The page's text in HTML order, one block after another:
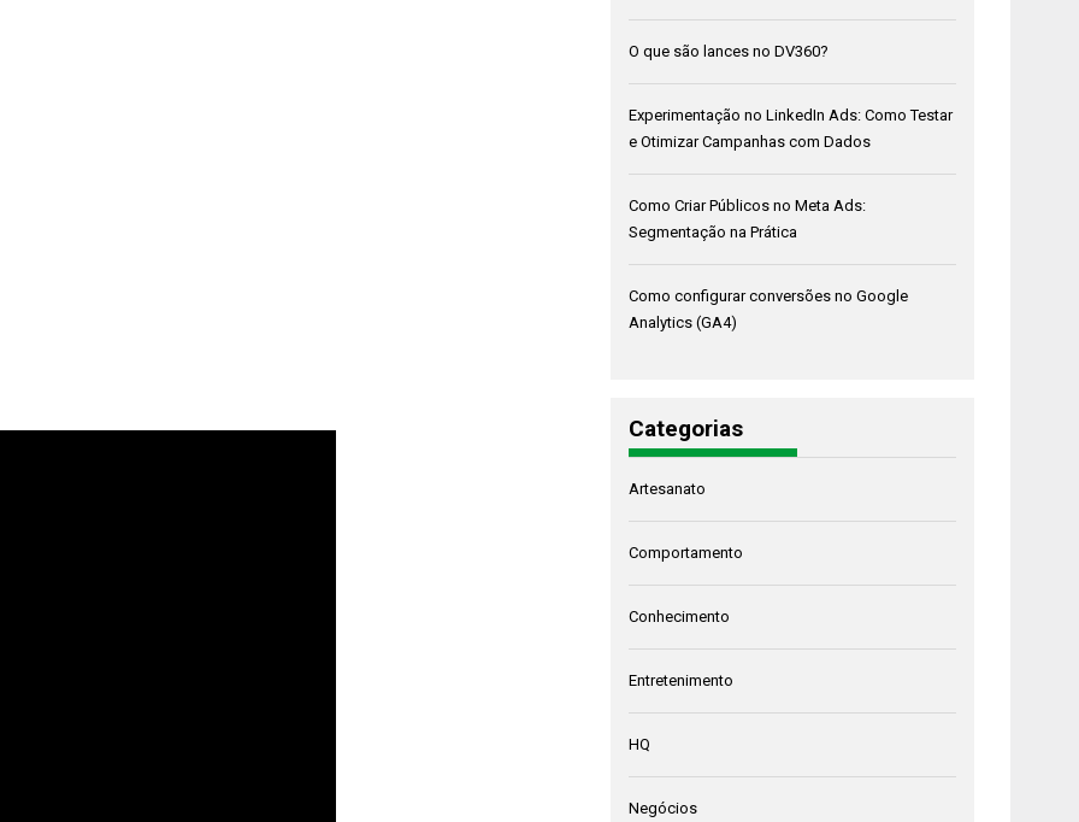
O que são lances no DV360?
Experimentação no LinkedIn Ads: Como Testar
e Otimizar Campanhas com Dados
Como Criar Públicos no Meta Ads:
Segmentação na Prática
Como configurar conversões no Google
Analytics (GA4)
Categorias
Artesanato
Comportamento
Conhecimento
Entretenimento
HQ
Negócios